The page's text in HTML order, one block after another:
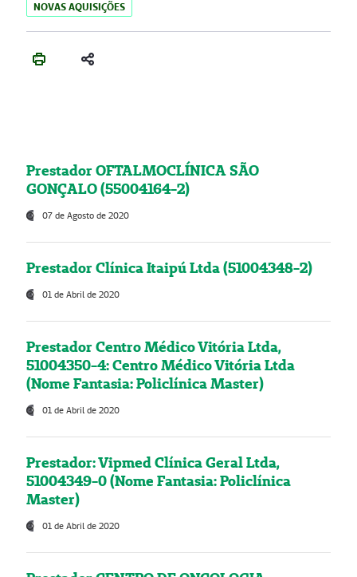
NOVAS AQUISIÇÕES
Prestador OFTALMOCLÍNICA SÃO
GONÇALO (55004164-2)
07 de Agosto de 2020
Prestador Clínica Itaipú Ltda (51004348-2)
01 de Abril de 2020
Prestador Centro Médico Vitória Ltda,
51004350-4: Centro Médico Vitória Ltda
(Nome Fantasia: Policlínica Master)
01 de Abril de 2020
Prestador: Vipmed Clínica Geral Ltda,
51004349-0 (Nome Fantasia: Policlínica
Master)
01 de Abril de 2020